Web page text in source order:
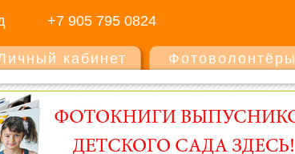
+7 905 795 0824
кабинет Фотоволонтёры